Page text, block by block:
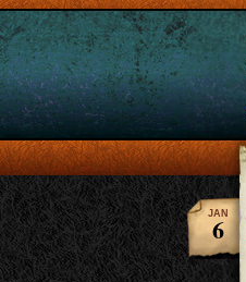
JAN
6